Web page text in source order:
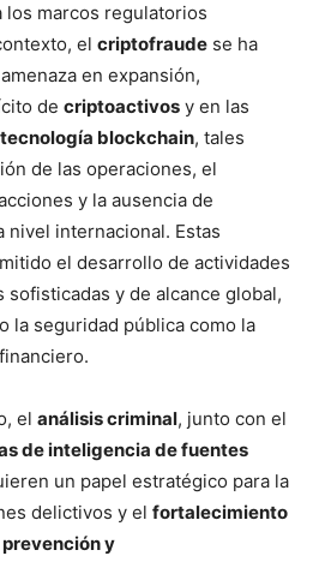
los marcos regulatorios
el criptofraude se ha
en expansión,
de criptoactivos y en las
blockchain, tales
de las operaciones, el
y la ausencia de
nivel internacional. Estas
el desarrollo de actividades
sofisticadas y de alcance global,
la seguridad pública como la
el análisis criminal, junto con el
de inteligencia de fuentes
un papel estratégico para la
delictivos y el fortalecimiento
y